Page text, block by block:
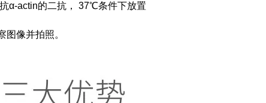
α-actin的二抗， 37℃条件下放置
像并拍照。